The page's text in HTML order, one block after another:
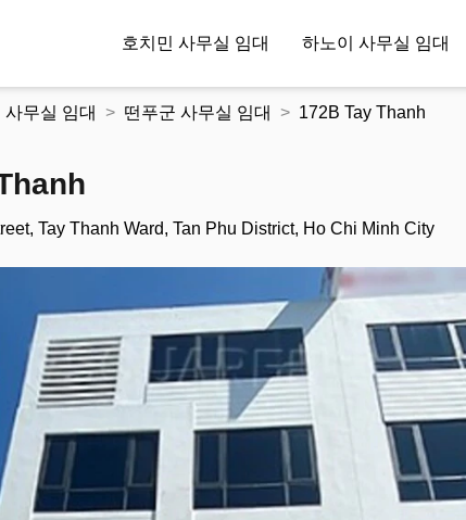
호치민 사무실 임대 하노이 사무실 임대
사무실 임대 떤푸군 사무실 임대 172B Tay Thanh
Tay Thanh Ward, Tan Phu District, Ho Chi Minh City